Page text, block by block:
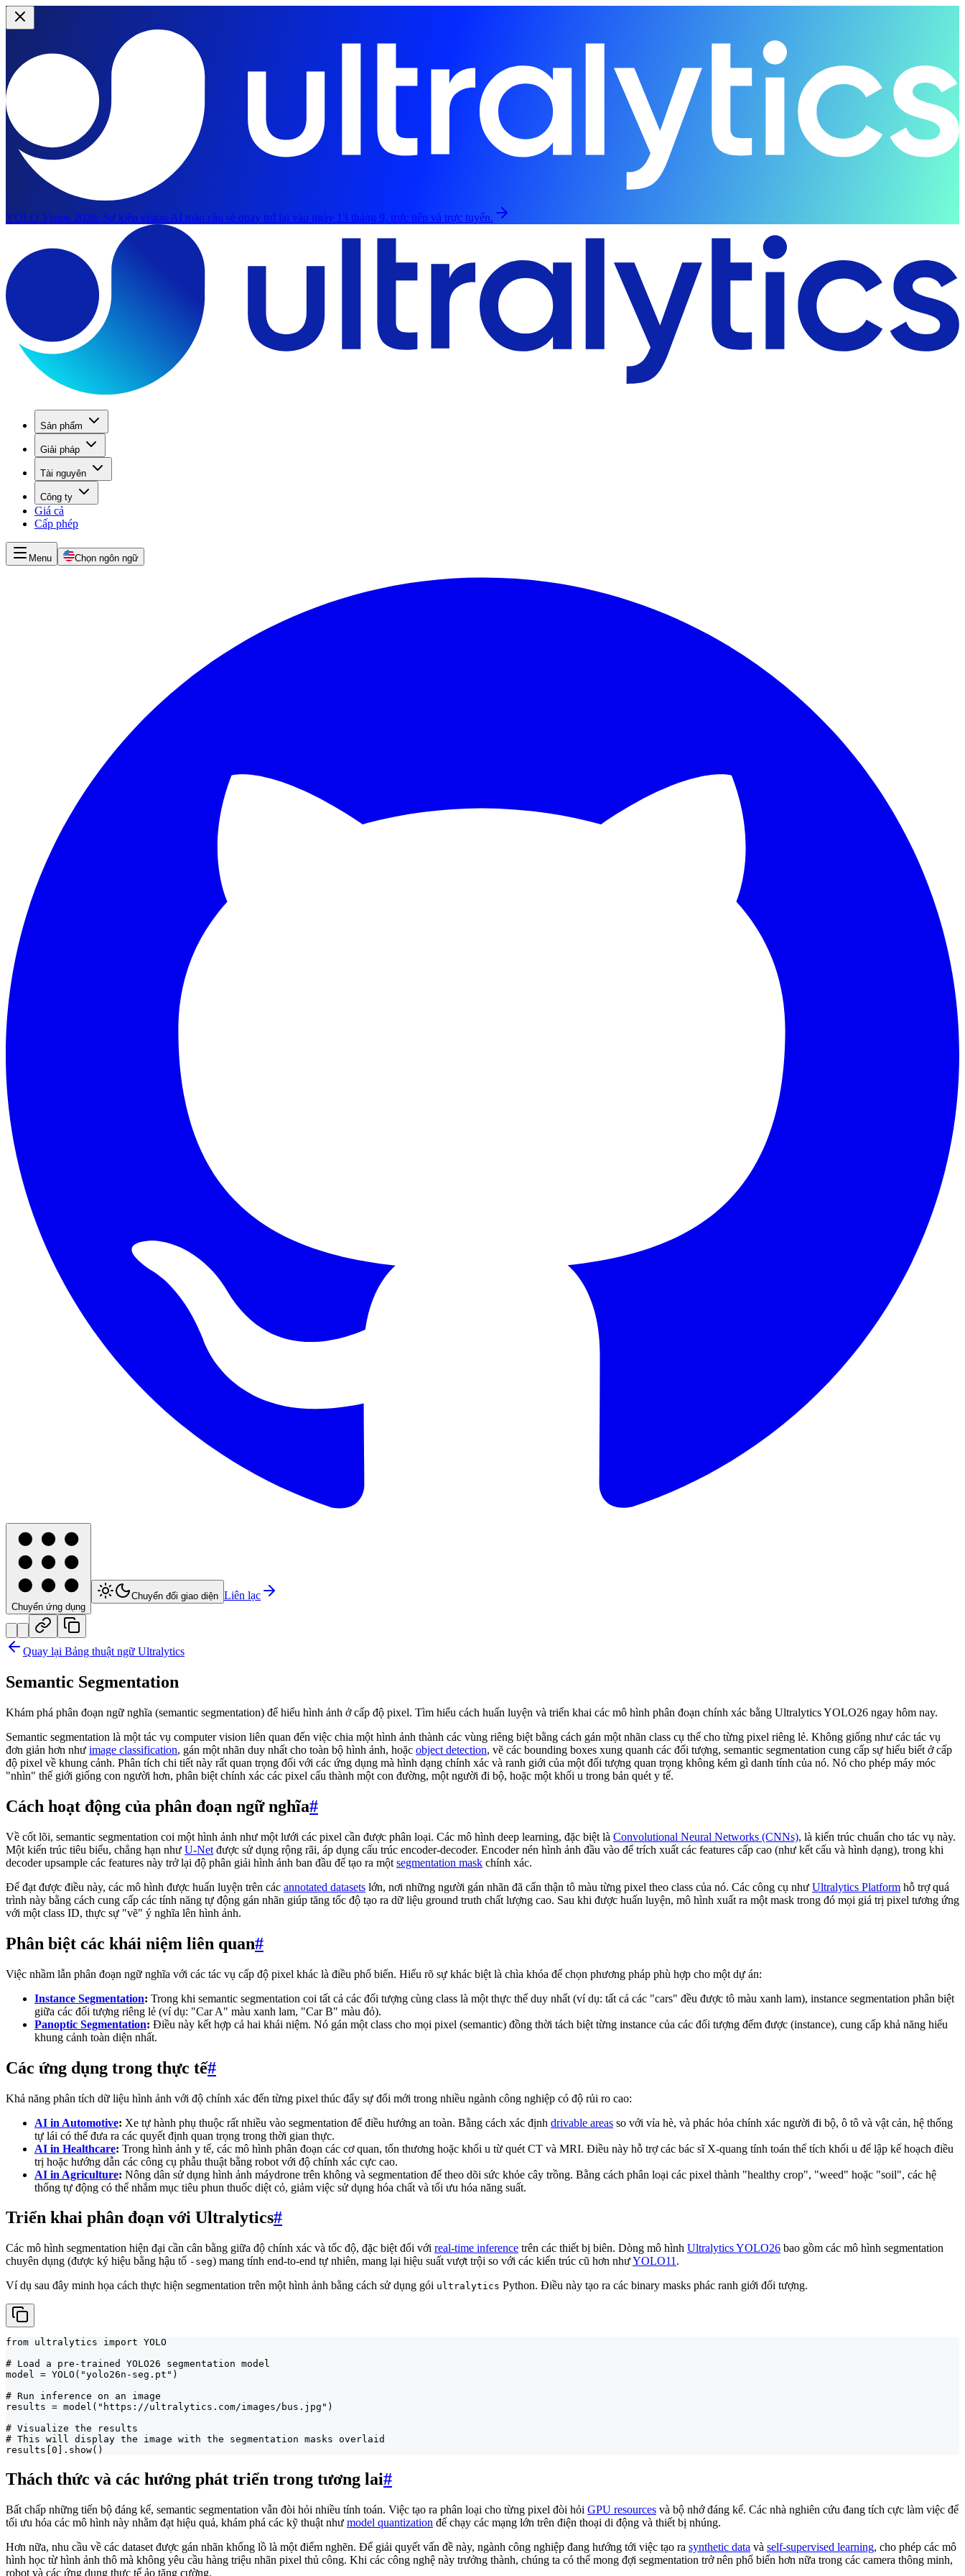
YOLO Vision 2026: Sự kiện vision AI toàn cầu sẽ quay trở lại vào ngày 13 tháng 9, trực tiếp và trực tuyến.
Sản phẩm
Giải pháp
Tài nguyên
Công ty
Giá cả
Cấp phép
Menu Chọn ngôn ngữ
Chuyển ứng dụng
Chuyển đổi giao diện Liên lạc
Quay lại Bảng thuật ngữ Ultralytics
Semantic Segmentation
Khám phá phân đoạn ngữ nghĩa (semantic segmentation) để hiểu hình ảnh ở cấp độ pixel. Tìm hiểu cách huấn luyện và triển khai các mô hình phân đoạn chính xác bằng Ultralytics YOLO26 ngay hôm nay.
Semantic segmentation là một tác vụ computer vision liên quan đến việc chia một hình ảnh thành các vùng riêng biệt bằng cách gán một nhãn class cụ thể cho từng pixel riêng lẻ. Không giống như các tác vụ
đơn giản hơn như image classification, gán một nhãn duy nhất cho toàn bộ hình ảnh, hoặc object detection, vẽ các bounding boxes xung quanh các đối tượng, semantic segmentation cung cấp sự hiểu biết ở cấp
độ pixel về khung cảnh. Phân tích chi tiết này rất quan trọng đối với các ứng dụng mà hình dạng chính xác và ranh giới của một đối tượng quan trọng không kém gì danh tính của nó. Nó cho phép máy móc
"nhìn" thế giới giống con người hơn, phân biệt chính xác các pixel cấu thành một con đường, một người đi bộ, hoặc một khối u trong bản quét y tế.
Cách hoạt động của phân đoạn ngữ nghĩa#
Về cốt lõi, semantic segmentation coi một hình ảnh như một lưới các pixel cần được phân loại. Các mô hình deep learning, đặc biệt là Convolutional Neural Networks (CNNs), là kiến trúc chuẩn cho tác vụ này.
Một kiến trúc tiêu biểu, chẳng hạn như U-Net được sử dụng rộng rãi, áp dụng cấu trúc encoder-decoder. Encoder nén hình ảnh đầu vào để trích xuất các features cấp cao (như kết cấu và hình dạng), trong khi
decoder upsample các features này trở lại độ phân giải hình ảnh ban đầu để tạo ra một segmentation mask chính xác.
Để đạt được điều này, các mô hình được huấn luyện trên các annotated datasets lớn, nơi những người gán nhãn đã cẩn thận tô màu từng pixel theo class của nó. Các công cụ như Ultralytics Platform hỗ trợ quá
trình này bằng cách cung cấp các tính năng tự động gán nhãn giúp tăng tốc độ tạo ra dữ liệu ground truth chất lượng cao. Sau khi được huấn luyện, mô hình xuất ra một mask trong đó mọi giá trị pixel tương ứng
với một class ID, thực sự "vẽ" ý nghĩa lên hình ảnh.
Phân biệt các khái niệm liên quan#
Việc nhầm lẫn phân đoạn ngữ nghĩa với các tác vụ cấp độ pixel khác là điều phổ biến. Hiểu rõ sự khác biệt là chìa khóa để chọn phương pháp phù hợp cho một dự án:
Instance Segmentation: Trong khi semantic segmentation coi tất cả các đối tượng cùng class là một thực thể duy nhất (ví dụ: tất cả các "cars" đều được tô màu xanh lam), instance segmentation phân biệt
giữa các đối tượng riêng lẻ (ví dụ: "Car A" màu xanh lam, "Car B" màu đỏ).
Panoptic Segmentation: Điều này kết hợp cả hai khái niệm. Nó gán một class cho mọi pixel (semantic) đồng thời tách biệt từng instance của các đối tượng đếm được (instance), cung cấp khả năng hiểu
khung cảnh toàn diện nhất.
Các ứng dụng trong thực tế#
Khả năng phân tích dữ liệu hình ảnh với độ chính xác đến từng pixel thúc đẩy sự đổi mới trong nhiều ngành công nghiệp có độ rủi ro cao:
AI in Automotive: Xe tự hành phụ thuộc rất nhiều vào segmentation để điều hướng an toàn. Bằng cách xác định drivable areas so với vỉa hè, và phác hỏa chính xác người đi bộ, ô tô và vật cản, hệ thống
tự lái có thể đưa ra các quyết định quan trọng trong thời gian thực.
AI in Healthcare: Trong hình ảnh y tế, các mô hình phân đoạn các cơ quan, tổn thương hoặc khối u từ quét CT và MRI. Điều này hỗ trợ các bác sĩ X-quang tính toán thể tích khối u để lập kế hoạch điều
trị hoặc hướng dẫn các công cụ phẫu thuật bằng robot với độ chính xác cực cao.
AI in Agriculture: Nông dân sử dụng hình ảnh máydrone trên không và segmentation để theo dõi sức khỏe cây trồng. Bằng cách phân loại các pixel thành "healthy crop", "weed" hoặc "soil", các hệ
thống tự động có thể nhắm mục tiêu phun thuốc diệt cỏ, giảm việc sử dụng hóa chất và tối ưu hóa năng suất.
Triển khai phân đoạn với Ultralytics#
Các mô hình segmentation hiện đại cần cân bằng giữa độ chính xác và tốc độ, đặc biệt đối với real-time inference trên các thiết bị biên. Dòng mô hình Ultralytics YOLO26 bao gồm các mô hình segmentation
chuyên dụng (được ký hiệu bằng hậu tố -seg) mang tính end-to-end tự nhiên, mang lại hiệu suất vượt trội so với các kiến trúc cũ hơn nhưYOLO11 .
Ví dụ sau đây minh họa cách thực hiện segmentation trên một hình ảnh bằng cách sử dụng gói ultralytics Python. Điều này tạo ra các binary masks phác ranh giới đối tượng.
from ultralytics import YOLO
# Load a pre-trained YOLO26 segmentation model
model = YOLO("yolo26n-seg.pt")
# Run inference on an image
results = model("https://ultralytics.com/images/bus.jpg")
# Visualize the results
# This will display the image with the segmentation masks overlaid
results[0].show()
Thách thức và các hướng phát triển trong tương lai#
Bất chấp những tiến bộ đáng kể, semantic segmentation vẫn đòi hỏi nhiều tính toán. Việc tạo ra phân loại cho từng pixel đòi hỏi GPU resources và bộ nhớ đáng kể. Các nhà nghiên cứu đang tích cực làm việc để
tối ưu hóa các mô hình này nhằm đạt hiệu quả, khám phá các kỹ thuật như model quantization để chạy các mạng lớn trên điện thoại di động và thiết bị nhúng.
Hơn nữa, nhu cầu về các dataset được gán nhãn khổng lồ là một điểm nghẽn. Để giải quyết vấn đề này, ngành công nghiệp đang hướng tới việc tạo ra synthetic data và self-supervised learning, cho phép các mô
hình học từ hình ảnh thô mà không yêu cầu hàng triệu nhãn pixel thủ công. Khi các công nghệ này trưởng thành, chúng ta có thể mong đợi segmentation trở nên phổ biến hơn nữa trong các camera thông minh,
robot và các ứng dụng thực tế ảo tăng cường.